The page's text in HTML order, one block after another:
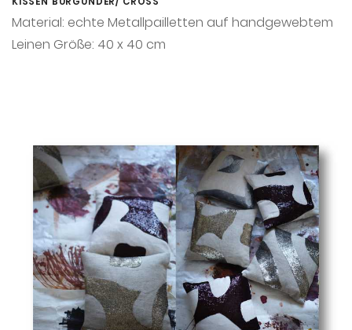
Material: echte Metallpailletten auf handgewebtem
Leinen Größe: 40 x 40 cm